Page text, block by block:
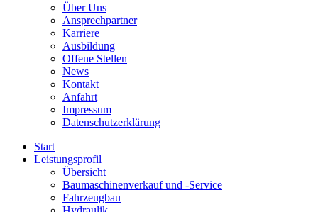
Über Uns
Ansprechpartner
Karriere
Ausbildung
Offene Stellen
News
Kontakt
Anfahrt
Impressum
Datenschutzerklärung
Start
Leistungsprofil
Übersicht
Baumaschinenverkauf und -Service
Fahrzeugbau